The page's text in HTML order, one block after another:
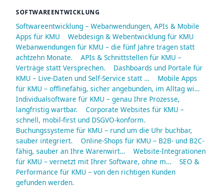
SOFTWAREENTWICKLUNG
Softwareentwicklung – Webanwendungen, APIs & Mobile
Apps für KMU
Webdesign & Webentwicklung für KMU
Webanwendungen für KMU – die fünf Jahre tragen statt
achtzehn Monate.
APIs & Schnittstellen für KMU –
Verträge statt Versprechen.
Dashboards und Portale für
KMU – Live-Daten und Self-Service statt …
Mobile Apps
für KMU – offlinefähig, sicher angebunden, im Alltag wi…
Individualsoftware für KMU – genau Ihre Prozesse,
langfristig wartbar.
Corporate Websites für KMU –
schnell, mobil-first und DSGVO-konform.
Buchungssysteme für KMU – rund um die Uhr buchbar,
sauber integriert.
Online-Shops für KMU – B2B- und B2C-
fähig, sauber an Ihre Warenwirt…
Website-Integrationen
für KMU – vernetzt mit Ihrer Software, ohne m…
SEO &
Performance für KMU – von den richtigen Kunden
gefunden werden.